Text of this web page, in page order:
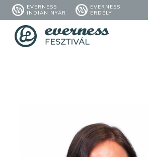
EVERNESS
INDIÁN NYÁR
EVERNESS
ERDÉLY